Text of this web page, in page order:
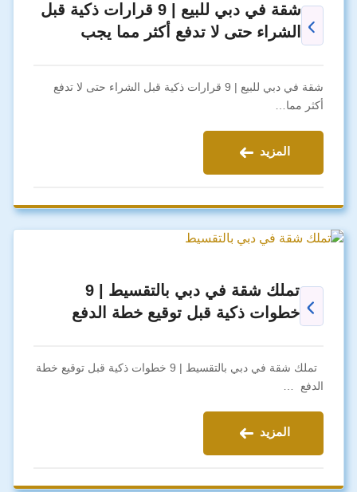
شقة في دبي للبيع | 9 قرارات ذكية قبل
الشراء حتى لا تدفع أكثر مما يجب
شقة في دبي للبيع | 9 قرارات ذكية قبل الشراء حتى لا تدفع
أكثر مما…
المزيد
تملك شقة في دبي بالتقسيط | 9
خطوات ذكية قبل توقيع خطة الدفع
تملك شقة في دبي بالتقسيط | 9 خطوات ذكية قبل توقيع خطة
الدفع …
المزيد